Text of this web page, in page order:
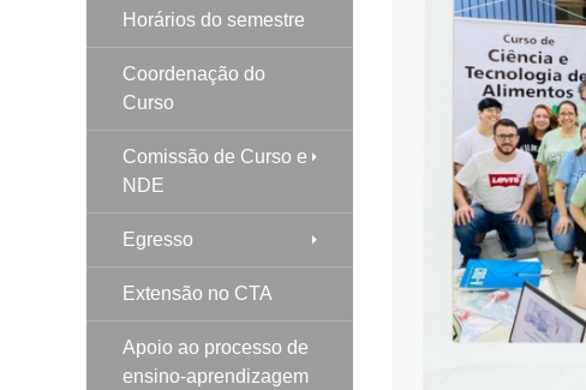
Horários do semestre
Coordenação do
Curso
Comissão de Curso e
NDE
Egresso
Extensão no CTA
Apoio ao processo de
ensino-aprendizagem